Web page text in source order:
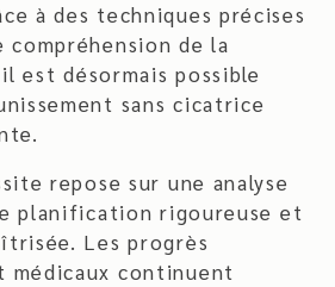
à des techniques précises
compréhension de la
est désormais possible
sans cicatrice
repose sur une analyse
planification rigoureuse et
Les progrès
médicaux continuent